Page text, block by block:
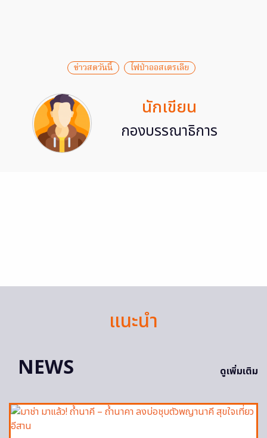
ข่าวสดวันนี้ ไฟป่าออสเตรเลีย
นักเขียน
กองบรรณาธิการ
แนะนำ
NEWS
ดูเพิ่มเติม